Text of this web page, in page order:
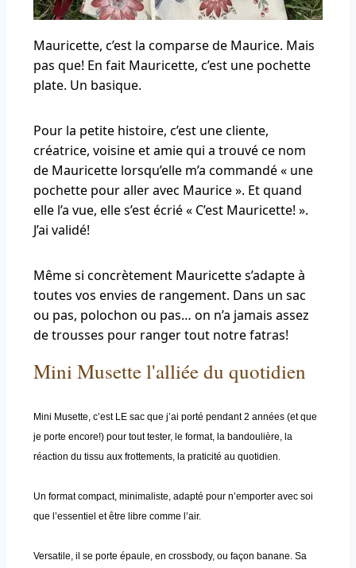
Mauricette, c’est la comparse de Maurice. Mais
pas que! En fait Mauricette, c’est une pochette
plate. Un basique.
Pour la petite histoire, c’est une cliente,
créatrice, voisine et amie qui a trouvé ce nom
de Mauricette lorsqu’elle m’a commandé « une
pochette pour aller avec Maurice ». Et quand
elle l’a vue, elle s’est écrié « C’est Mauricette! ».
J’ai validé!
Même si concrètement Mauricette s’adapte à
toutes vos envies de rangement. Dans un sac
ou pas, polochon ou pas… on n’a jamais assez
de trousses pour ranger tout notre fatras!
Mini Musette l'alliée du quotidien
Mini Musette, c’est LE sac que j’ai porté pendant 2 années (et que
je porte encore!) pour tout tester, le format, la bandoulière, la
réaction du tissu aux frottements, la praticité au quotidien.
Un format compact, minimaliste, adapté pour n’emporter avec soi
que l’essentiel et être libre comme l’air.
Versatile, il se porte épaule, en crossbody, ou façon banane. Sa